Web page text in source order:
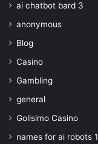
ai chatbot bard 3
anonymous
Blog
Casino
Gambling
general
Golisimo Casino
names for ai robots 1